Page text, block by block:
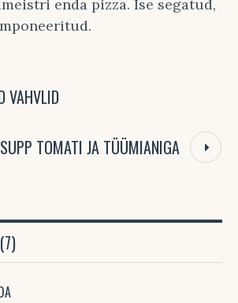
enda pizza. Ise segatud,
VAHVLID
TOMATI JA TÜÜMIANIGA